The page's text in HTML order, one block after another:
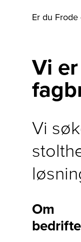
Er du
Vi
Vi
Om